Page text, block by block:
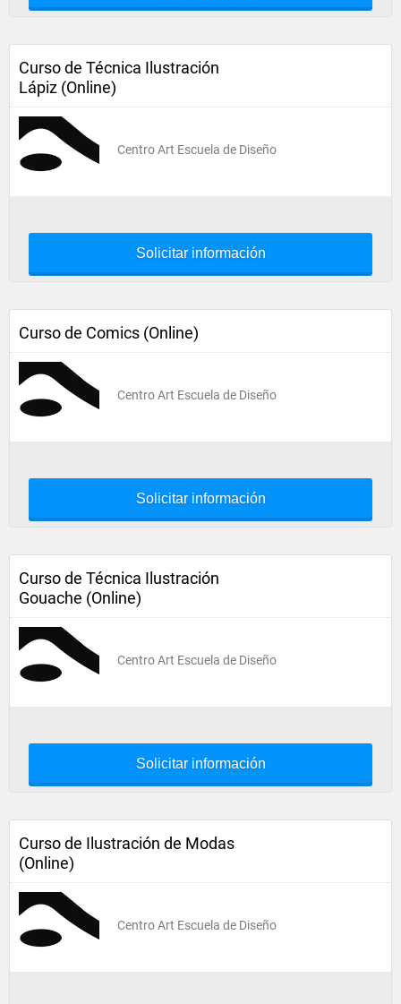
Curso de Técnica Ilustración
Lápiz (Online)
Centro Art Escuela de Diseño
Solicitar información
Curso de Comics (Online)
Centro Art Escuela de Diseño
Solicitar información
Curso de Técnica Ilustración
Gouache (Online)
Centro Art Escuela de Diseño
Solicitar información
Curso de Ilustración de Modas
(Online)
Centro Art Escuela de Diseño